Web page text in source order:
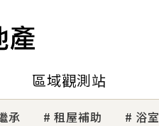
區域觀測站
承 租屋補助 浴室